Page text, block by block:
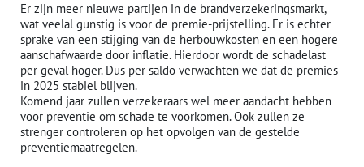
Er zijn meer nieuwe partijen in de brandverzekeringsmarkt,
wat veelal gunstig is voor de premie-prijstelling. Er is echter
sprake van een stijging van de herbouwkosten en een hogere
aanschafwaarde door inflatie. Hierdoor wordt de schadelast
per geval hoger. Dus per saldo verwachten we dat de premies
in 2025 stabiel blijven.
Komend jaar zullen verzekeraars wel meer aandacht hebben
voor preventie om schade te voorkomen. Ook zullen ze
strenger controleren op het opvolgen van de gestelde
preventiemaatregelen.